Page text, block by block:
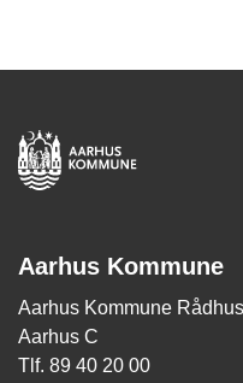
Aarhus Kommune
Aarhus Kommune
Aarhus C
Tlf. 89 40 20 00